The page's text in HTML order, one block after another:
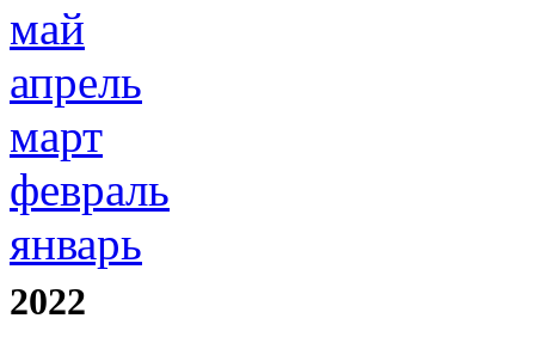
май
апрель
март
февраль
январь
2022